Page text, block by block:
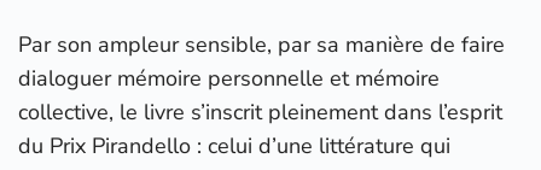
Par son ampleur sensible, par sa manière de faire
dialoguer mémoire personnelle et mémoire
collective, le livre s’inscrit pleinement dans l’esprit
du Prix Pirandello : celui d’une littérature qui